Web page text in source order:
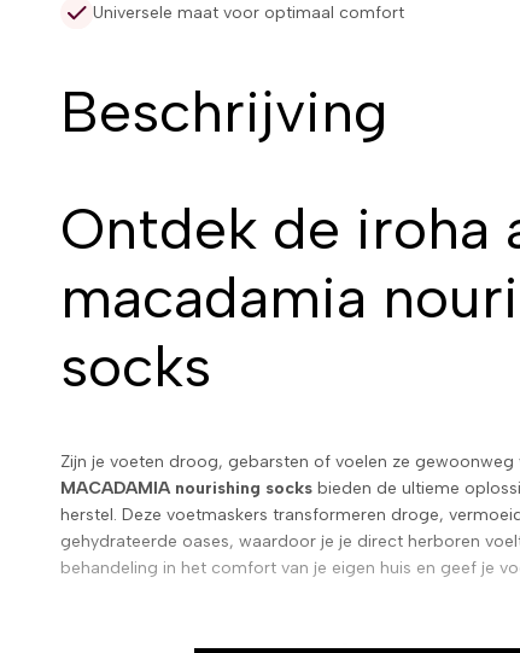
Universele maat voor optimaal comfort
Beschrijving
Ontdek de iroha
macadamia
socks
Zijn je voeten droog, gebarsten of voelen ze gewoonweg
MACADAMIA nourishing socks bieden de ultieme
herstel. Deze voetmaskers transformeren droge,
gehydrateerde oases, waardoor je je direct herboren
behandeling in het comfort van je eigen huis en geef je